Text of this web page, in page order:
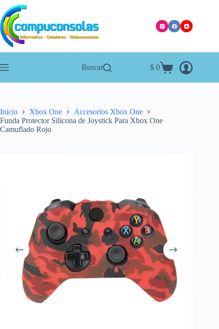
Saltar
al
contenido
Buscar
Carro
$ 0
Inicio Xbox One
Accesorios Xbox One
Funda Protector Silicona de Joystick Para Xbox One
Camuflado Rojo